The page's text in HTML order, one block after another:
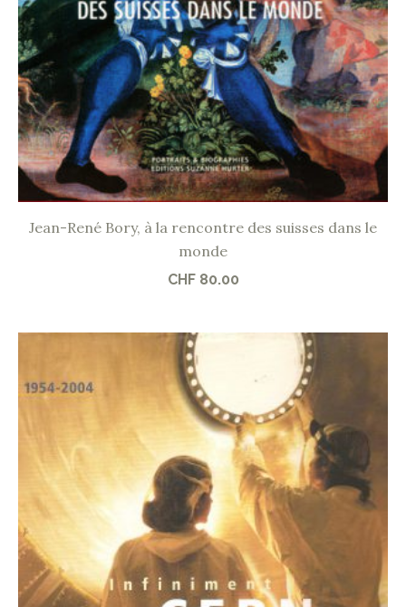
Jean-René Bory, à la rencontre des suisses dans le
monde
CHF80.00